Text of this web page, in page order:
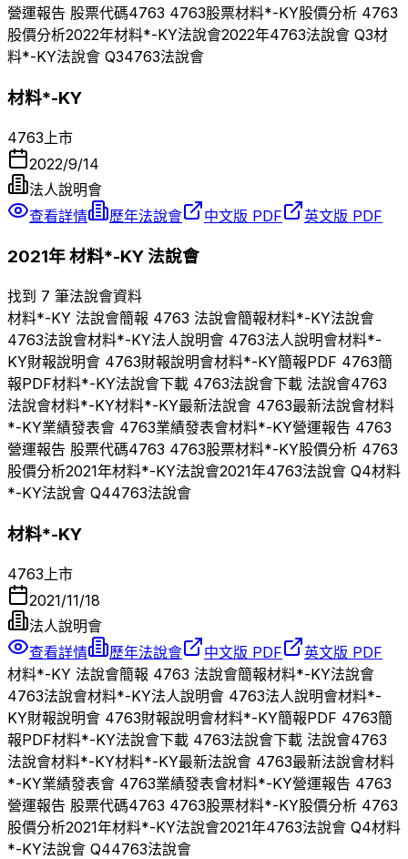
營運報告 股票代碼4763 4763股票材料*-KY股價分析 4763
股價分析2022年材料*-KY法說會2022年4763法說會 Q3材
料*-KY法說會 Q34763法說會
材料*-KY
4763 上市
2022/9/14
法人說明會
查看詳情
歷年法說會 中文版 PDF 英文版 PDF
2021年材料*-KY法說會
找到 7 筆法說會資料
材料*-KY 法說會簡報 4763 法說會簡報材料*-KY法說會
4763法說會材料*-KY法人說明會 4763法人說明會材料*-
KY財報說明會 4763財報說明會材料*-KY簡報PDF 4763簡
報PDF材料*-KY法說會下載 4763法說會下載 法說會4763
法說會材料*-KY材料*-KY最新法說會 4763最新法說會材料
*-KY業績發表會 4763業績發表會材料*-KY營運報告 4763
營運報告 股票代碼4763 4763股票材料*-KY股價分析 4763
股價分析2021年材料*-KY法說會2021年4763法說會 Q4材料
*-KY法說會 Q44763法說會
材料*-KY
4763 上市
2021/11/18
法人說明會
查看詳情
歷年法說會 中文版 PDF
英文版 PDF
材料*-KY 法說會簡報 4763 法說會簡報材料*-KY法說會
4763法說會材料*-KY法人說明會 4763法人說明會材料*-
KY財報說明會 4763財報說明會材料*-KY簡報PDF 4763簡
報PDF材料*-KY法說會下載 4763法說會下載 法說會4763
法說會材料*-KY材料*-KY最新法說會 4763最新法說會材料
*-KY業績發表會 4763業績發表會材料*-KY營運報告 4763
營運報告 股票代碼4763 4763股票材料*-KY股價分析 4763
股價分析2021年材料*-KY法說會2021年4763法說會 Q4材料
*-KY法說會 Q44763法說會